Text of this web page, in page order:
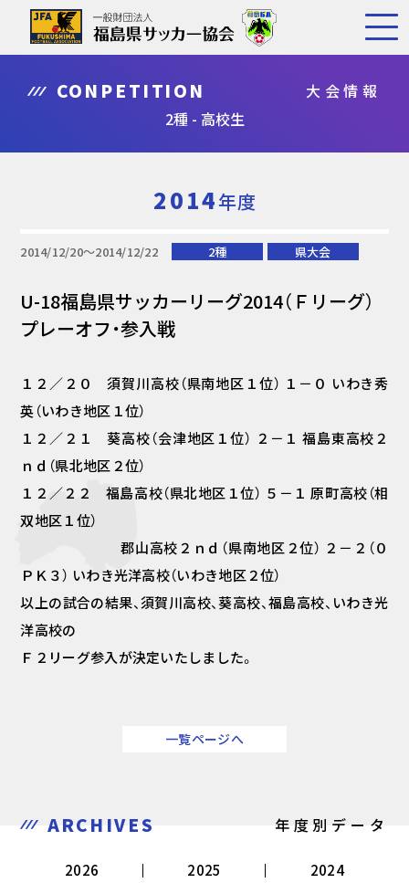
CONPETITION
大会情報
2種 - 高校生
2014年度
2014/12/20〜2014/12/22 2種 県大会
U-18福島県サッカーリーグ2014（Ｆリーグ）
プレーオフ・参入戦
１２／２０ 須賀川高校（県南地区１位） １－０ いわき秀
英（いわき地区１位）
１２／２１ 葵高校（会津地区１位） ２－１ 福島東高校２
ｎｄ（県北地区２位）
１２／２２ 福島高校（県北地区１位） ５－１ 原町高校（相
双地区１位）
郡山高校２ｎｄ（県南地区２位） ２－２（０
ＰＫ３） いわき光洋高校（いわき地区２位）
以上の試合の結果、須賀川高校、葵高校、福島高校、いわき光
洋高校の
Ｆ２リーグ参入が決定いたしました。
一覧ページへ
ARCHIVES 年度別データ
2026 2025
2024